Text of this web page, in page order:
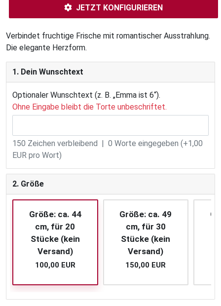
JETZT KONFIGURIEREN
Verbindet fruchtige Frische mit romantischer Ausstrahlung.
Die elegante Herzform.
1. Dein Wunschtext
Optionaler Wunschtext (z. B. „Emma ist 6“).
Ohne Eingabe bleibt die Torte unbeschriftet.
150 Zeichen verbleibend | 0 Worte eingegeben (+1,00
EUR pro Wort)
2. Größe
Größe: ca. 44
cm, für 20
Stücke (kein
Versand)
100,00 EUR
Größe: ca. 49
cm, für 30
Stücke (kein
Versand)
150,00 EUR